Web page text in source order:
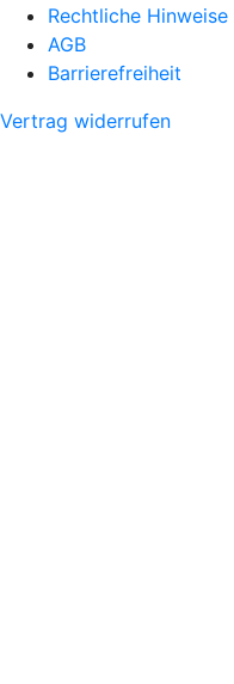
Rechtliche Hinweise
AGB
Barrierefreiheit
Vertrag widerrufen